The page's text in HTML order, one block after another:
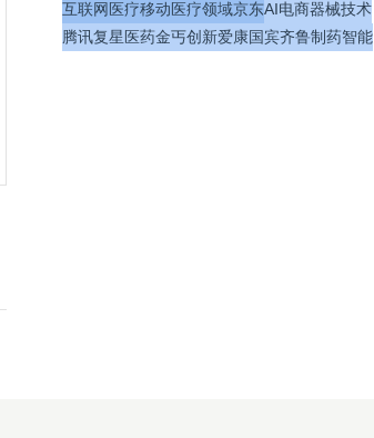
互联网医疗移动医疗领域京东AI电商器械技术
腾讯复星医药金丐创新爱康国宾齐鲁制药智能